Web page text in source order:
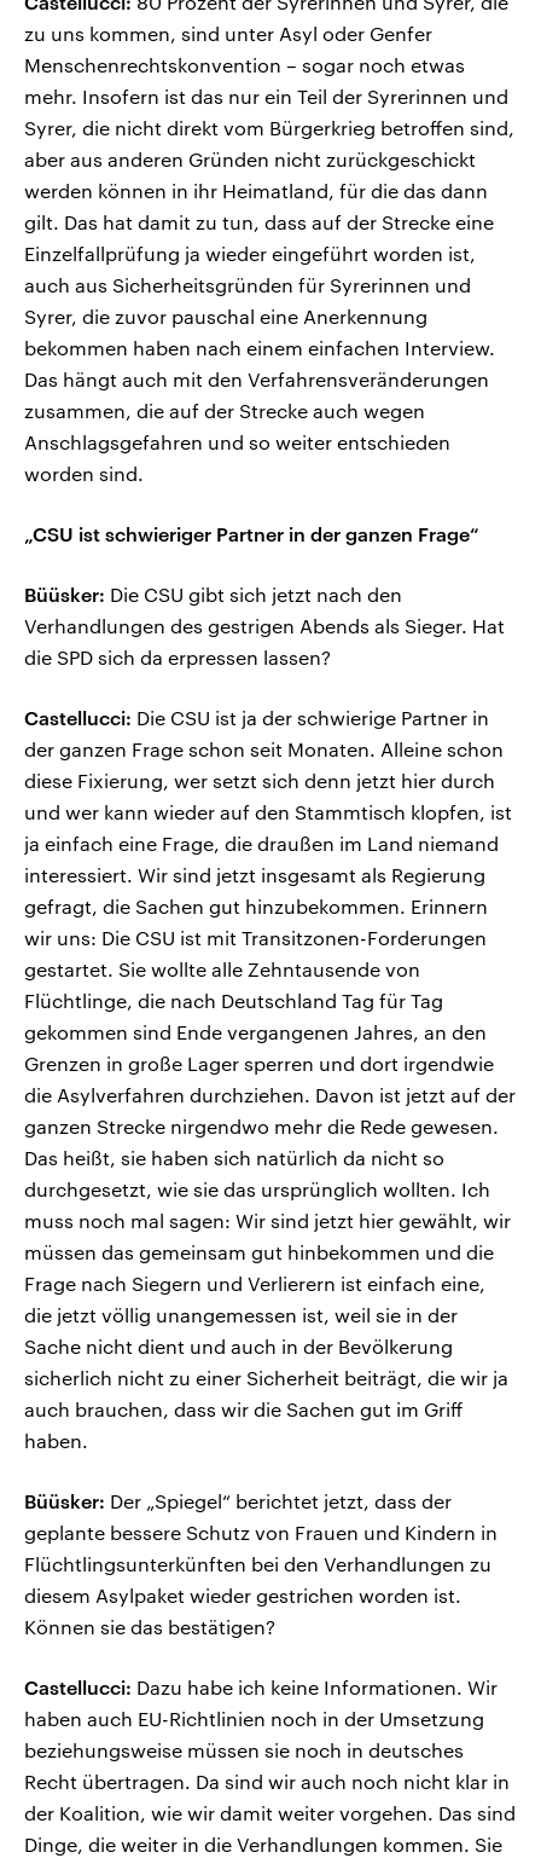
zu uns kommen, sind unter Asyl oder Genfer
Menschenrechtskonvention – sogar noch etwas
mehr. Insofern ist das nur ein Teil der Syrerinnen und
Syrer, die nicht direkt vom Bürgerkrieg betroffen sind,
aber aus anderen Gründen nicht zurückgeschickt
werden können in ihr Heimatland, für die das dann
gilt. Das hat damit zu tun, dass auf der Strecke eine
Einzelfallprüfung ja wieder eingeführt worden ist,
auch aus Sicherheitsgründen für Syrerinnen und
Syrer, die zuvor pauschal eine Anerkennung
bekommen haben nach einem einfachen Interview.
Das hängt auch mit den Verfahrensveränderungen
zusammen, die auf der Strecke auch wegen
Anschlagsgefahren und so weiter entschieden
worden sind.
„CSU ist schwieriger Partner in der ganzen Frage“
Büüsker: Die CSU gibt sich jetzt nach den
Verhandlungen des gestrigen Abends als Sieger. Hat
die SPD sich da erpressen lassen?
Castellucci: Die CSU ist ja der schwierige Partner in
der ganzen Frage schon seit Monaten. Alleine schon
diese Fixierung, wer setzt sich denn jetzt hier durch
und wer kann wieder auf den Stammtisch klopfen, ist
ja einfach eine Frage, die draußen im Land niemand
interessiert. Wir sind jetzt insgesamt als Regierung
gefragt, die Sachen gut hinzubekommen. Erinnern
wir uns: Die CSU ist mit Transitzonen-Forderungen
gestartet. Sie wollte alle Zehntausende von
Flüchtlinge, die nach Deutschland Tag für Tag
gekommen sind Ende vergangenen Jahres, an den
Grenzen in große Lager sperren und dort irgendwie
die Asylverfahren durchziehen. Davon ist jetzt auf der
ganzen Strecke nirgendwo mehr die Rede gewesen.
Das heißt, sie haben sich natürlich da nicht so
durchgesetzt, wie sie das ursprünglich wollten. Ich
muss noch mal sagen: Wir sind jetzt hier gewählt, wir
müssen das gemeinsam gut hinbekommen und die
Frage nach Siegern und Verlierern ist einfach eine,
die jetzt völlig unangemessen ist, weil sie in der
Sache nicht dient und auch in der Bevölkerung
sicherlich nicht zu einer Sicherheit beiträgt, die wir ja
auch brauchen, dass wir die Sachen gut im Griff
haben.
Büüsker: Der „Spiegel“ berichtet jetzt, dass der
geplante bessere Schutz von Frauen und Kindern in
Flüchtlingsunterkünften bei den Verhandlungen zu
diesem Asylpaket wieder gestrichen worden ist.
Können sie das bestätigen?
Castellucci: Dazu habe ich keine Informationen. Wir
haben auch EU-Richtlinien noch in der Umsetzung
beziehungsweise müssen sie noch in deutsches
Recht übertragen. Da sind wir auch noch nicht klar in
der Koalition, wie wir damit weiter vorgehen. Das sind
Dinge, die weiter in die Verhandlungen kommen. Sie